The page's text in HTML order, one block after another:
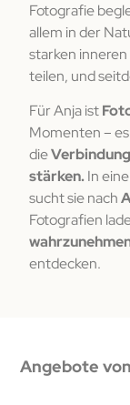
Fotografie
allem in der
starken
teilen, und
Für Anja ist
Momenten –
die
stärken.In
sucht sie nach
Fotografien
entdecken.
Angebote